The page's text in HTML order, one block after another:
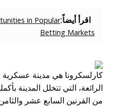
اقرأ أيضاً:in Popular
Betting Markets
كارلسكرونا هي مدينة عسكرية
الرائعة، التي تتخلل المدينة
من القرنين السابع عشر